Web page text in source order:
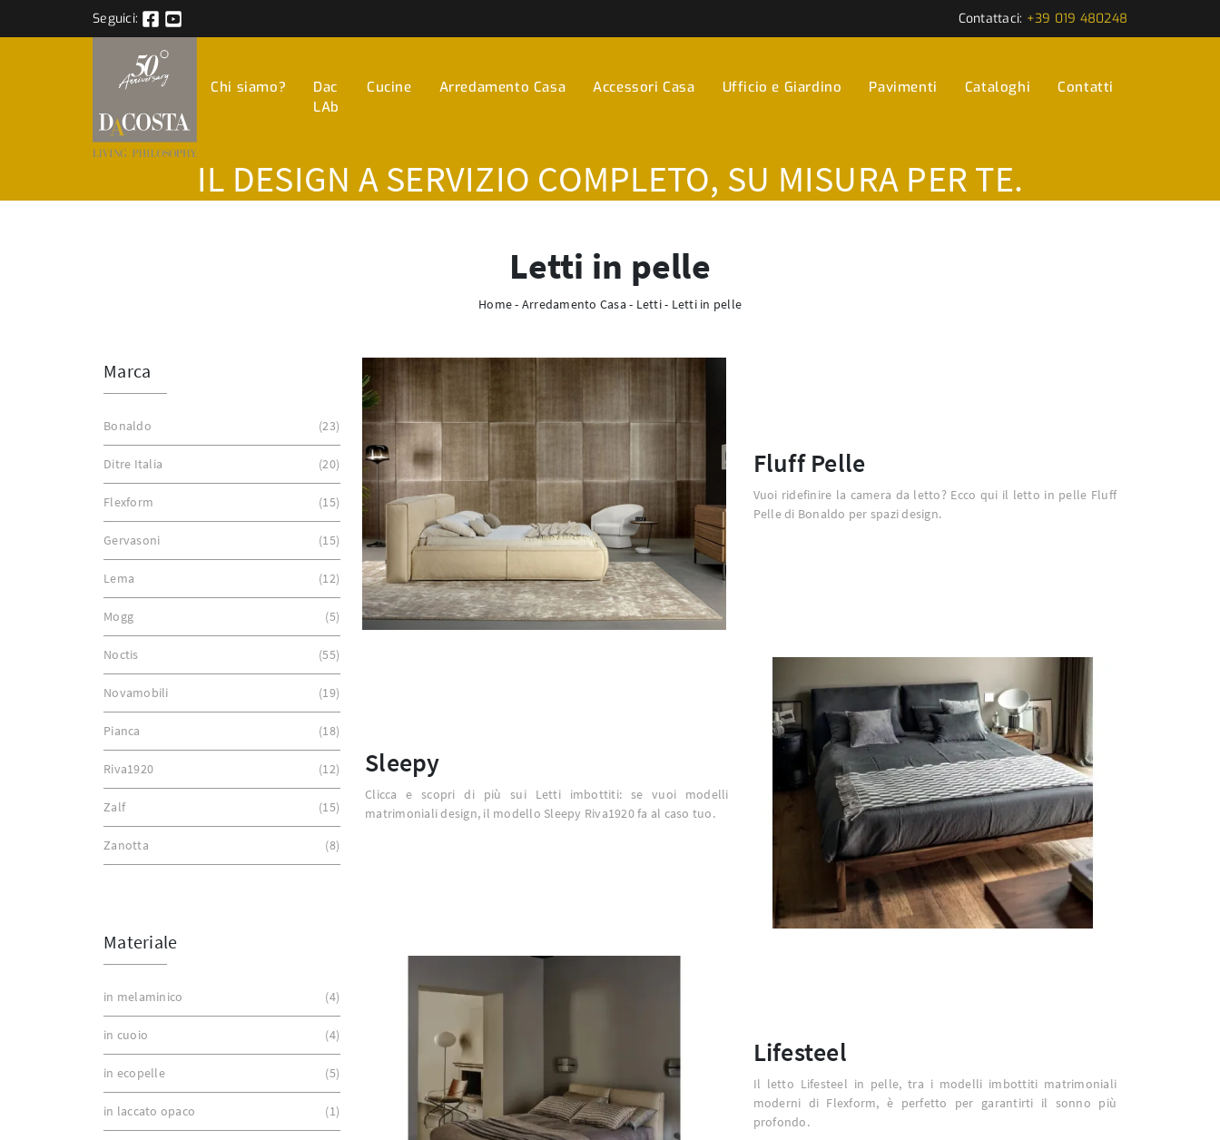
Seguici: Contattaci: +39 019 480248
Chi siamo?
Dac
LAb
Cucine Arredamento Casa Accessori Casa Ufficio e Giardino Pavimenti Cataloghi Contatti
IL DESIGN A SERVIZIO COMPLETO, SU MISURA PER TE.
Letti in pelle
Home- Arredamento Casa - Letti- Letti in pelle
Fluff Pelle
Vuoi ridefinire la camera da letto? Ecco qui il letto in pelle Fluff
Pelle di Bonaldo per spazi design.
Sleepy
Clicca e scopri di più sui Letti imbottiti: se vuoi modelli
matrimoniali design, il modello Sleepy Riva1920 fa al caso tuo.
Lifesteel
Il letto Lifesteel in pelle, tra i modelli imbottiti matrimoniali
moderni di Flexform, è perfetto per garantirti il sonno più
profondo.
Marca
Bonaldo 23
Ditre Italia 20
Flexform 15
Gervasoni 15
Lema 12
Mogg 5
Noctis 55
Novamobili 19
Pianca 18
Riva1920 12
Zalf 15
Zanotta 8
Materiale
in melaminico 4
in cuoio 4
in ecopelle 5
in laccato opaco 1